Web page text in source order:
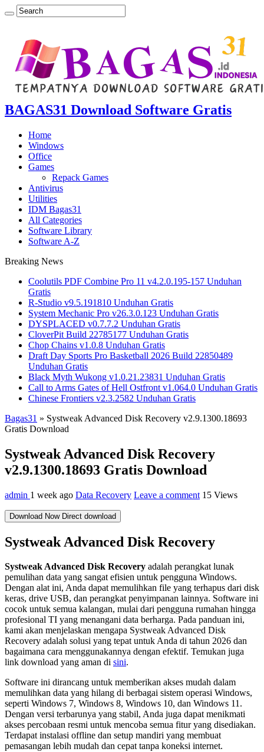
BAGAS31 Download Software Gratis
Home
Windows
Office
Games
Repack Games
Antivirus
Utilities
IDM Bagas31
All Categories
Software Library
Software A-Z
Breaking News
Coolutils PDF Combine Pro 11 v4.2.0.195-157 Unduhan
Gratis
R-Studio v9.5.191810 Unduhan Gratis
System Mechanic Pro v26.3.0.123 Unduhan Gratis
DYSPLACED v0.7.7.2 Unduhan Gratis
CloverPit Build 22785177 Unduhan Gratis
Chop Chains v1.0.8 Unduhan Gratis
Draft Day Sports Pro Basketball 2026 Build 22850489
Unduhan Gratis
Black Myth Wukong v1.0.21.23831 Unduhan Gratis
Call to Arms Gates of Hell Ostfront v1.064.0 Unduhan Gratis
Chinese Frontiers v2.3.2582 Unduhan Gratis
Bagas31 » Systweak Advanced Disk Recovery v2.9.1300.18693
Gratis Download
Systweak Advanced Disk Recovery
v2.9.1300.18693 Gratis Download
admin 1 week ago Data Recovery Leave a comment 15 Views
Download Now Direct download
Systweak Advanced Disk Recovery
Systweak Advanced Disk Recovery adalah perangkat lunak
pemulihan data yang sangat efisien untuk pengguna Windows.
Dengan alat ini, Anda dapat memulihkan file yang terhapus dari disk
keras, drive USB, dan perangkat penyimpanan lainnya. Software ini
cocok untuk semua kalangan, mulai dari pengguna rumahan hingga
profesional TI yang menangani data berharga. Pada panduan ini,
kami akan menjelaskan mengapa Systweak Advanced Disk
Recovery adalah solusi yang tepat untuk Anda di tahun 2026 dan
bagaimana cara menggunakannya dengan efektif. Temukan juga
link download yang aman di sini.
Software ini dirancang untuk memberikan akses mudah dalam
memulihkan data yang hilang di berbagai sistem operasi Windows,
seperti Windows 7, Windows 8, Windows 10, dan Windows 11.
Dengan versi terbarunya yang stabil, Anda juga dapat menikmati
akses percobaan resmi untuk mencoba semua fitur yang disediakan.
Terdapat instalasi offline dan setup mandiri yang membuat
pemasangan lebih mudah dan cepat tanpa koneksi internet.